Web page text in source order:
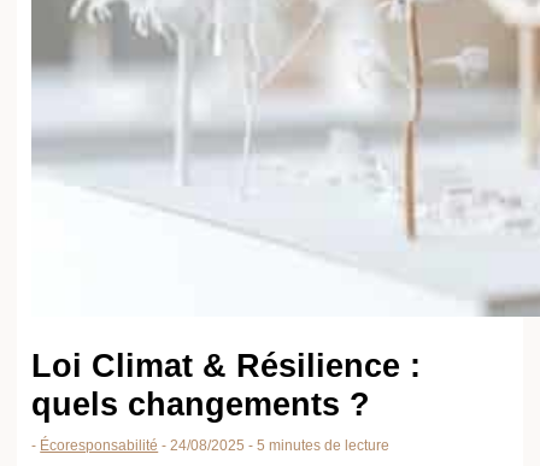
Mobilité écologique : une nouvelle manière de se déplacer
La révolution des transports quotidiens
Les enjeux de l’économie circulaire
Retour aux fondamentaux : réemploi et recyclage
L’impact de l’audit énergétique sur le marché immobilier
L’entrée en vigueur de l’obligation de réaliser un audit énergétique
lors de
la vente de maisons en France, étend aujourd’hui son champ d’application.
immobiliers avec une faible performance énergétique, classés F ou G, il
touche environ 20 % du parc immobilier.
L’audit énergétiquene se limite pas à mesurer l’efficacité énergétique d’un
rénovation permettant d’optimiser la consommation énergétique. Saviez-